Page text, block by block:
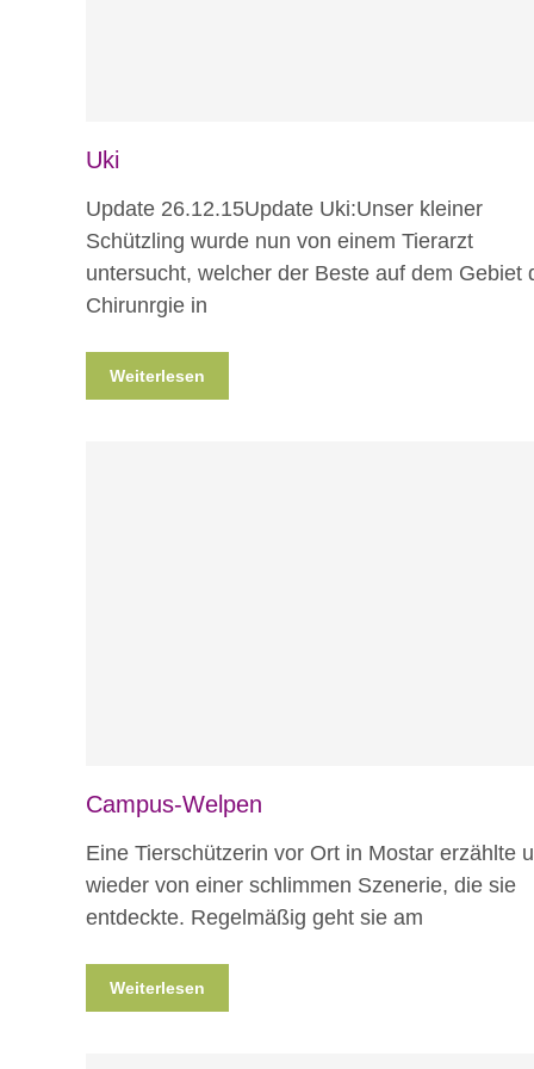
Uki
Update 26.12.15Update Uki:Unser kleiner
Schützling wurde nun von einem Tierarzt
untersucht, welcher der Beste auf dem Gebiet
Chirunrgie in
Weiterlesen
Campus-Welpen
Eine Tierschützerin vor Ort in Mostar erzählte
wieder von einer schlimmen Szenerie, die sie
entdeckte. Regelmäßig geht sie am
Weiterlesen